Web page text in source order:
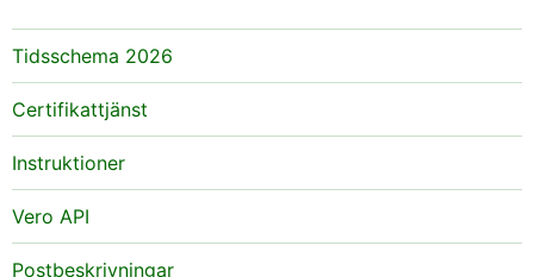
Tidsschema 2026
Certifikattjänst
Instruktioner
Vero API
Postbeskrivningar